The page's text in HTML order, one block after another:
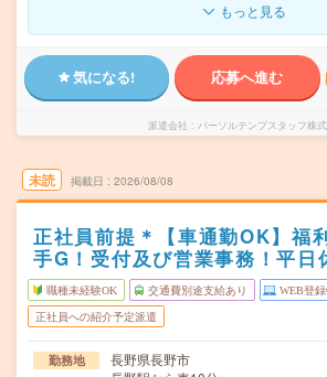
もっと見る
気になる! 応募へ進む
派遣会社 パーソルテンプスタッフ株
未読 掲載日 2026/08/08
正社員前提＊【車通勤OK】福
手G！受付及び営業事務！平日
職種未経験OK 交通費別途支給あり WEB登
正社員への紹介予定派遣
勤務地
長野県長野市